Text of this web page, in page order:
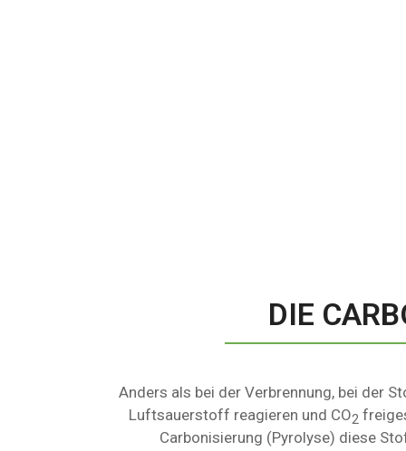
DIE
Anders als bei der Verbrennung, bei der
Luftsauerstoff reagieren und CO2
Carbonisierung (Pyrolyse) diese